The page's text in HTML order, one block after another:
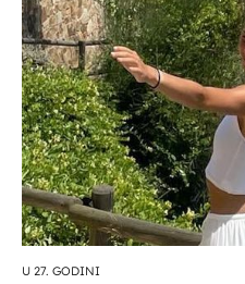
U 27. GODINI